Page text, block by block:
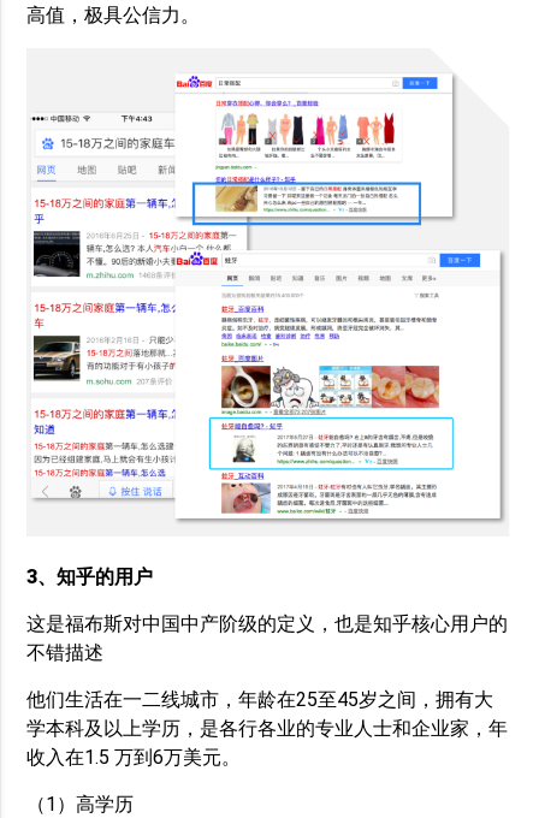
高值，极具公信力。
3、知乎的用户
这是福布斯对中国中产阶级的定义，也是知乎核心用户的
不错描述
他们生活在一二线城市，年龄在25至45岁之间，拥有大
学本科及以上学历，是各行各业的专业人士和企业家，年
收入在1.5 万到6万美元。
（1）高学历